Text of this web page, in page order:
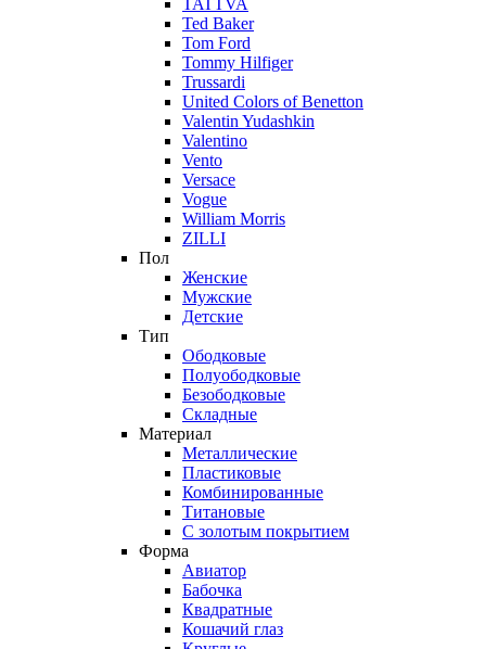
TATTVA
Ted Baker
Tom Ford
Tommy Hilfiger
Trussardi
United Colors of Benetton
Valentin Yudashkin
Valentino
Vento
Versace
Vogue
William Morris
ZILLI
Пол
Женские
Мужские
Детские
Тип
Ободковые
Полуободковые
Безободковые
Складные
Материал
Металлические
Пластиковые
Комбинированные
Титановые
С золотым покрытием
Форма
Авиатор
Бабочка
Квадратные
Кошачий глаз